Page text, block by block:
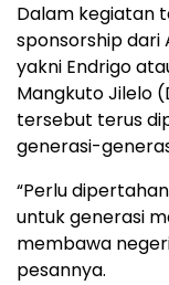
Dalam kegiatan
sponsorship dari
yakni Endrigo
Mangkuto Jilelo
tersebut terus
generasi-
“Perlu
untuk generasi
membawa
pesannya.